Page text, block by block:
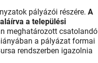
pályázói részére.A
a települési
meghatározott csatolandó
a pályázat formai
rendszerben igazolnia